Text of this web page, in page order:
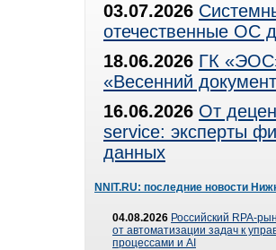
03.07.2026
отечественные ОС
18.06.2026 ГК
«Весенний
16.06.2026 От
service: эксперты
данных
NNIT.RU: последние новости
04.08.2026 Российский RPA-
от автоматизации задач к
процессами и AI